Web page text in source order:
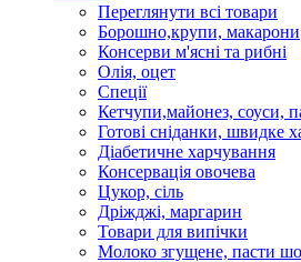
Переглянути всі товари
Борошно,крупи, макарони
Консерви м'ясні та рибні
Олія, оцет
Спеції
Кетчупи,майонез, соуси,
Готові сніданки, швидке
Діабетичне харчування
Консервація овочева
Цукор, сіль
Дріжджі, маргарин
Товари для випічки
Молоко згущене, пасти